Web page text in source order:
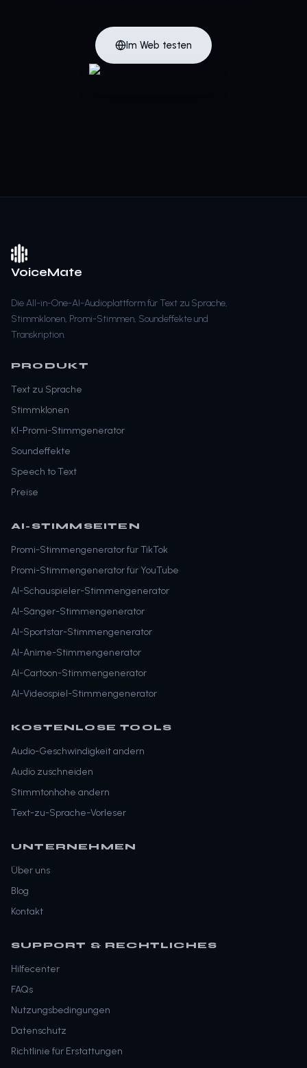
Im Web testen
VoiceMate
Die All-in-One-AI-Audioplattform für Text zu Sprache,
Stimmklonen, Promi-Stimmen, Soundeffekte und
Transkription.
PRODUKT
Text zu Sprache
Stimmklonen
KI-Promi-Stimmgenerator
Soundeffekte
Speech to Text
Preise
AI-STIMMSEITEN
Promi-Stimmengenerator für TikTok
Promi-Stimmengenerator für YouTube
AI-Schauspieler-Stimmengenerator
AI-Sänger-Stimmengenerator
AI-Sportstar-Stimmengenerator
AI-Anime-Stimmengenerator
AI-Cartoon-Stimmengenerator
AI-Videospiel-Stimmengenerator
KOSTENLOSE TOOLS
Audio-Geschwindigkeit andern
Audio zuschneiden
Stimmtonhohe andern
Text-zu-Sprache-Vorleser
UNTERNEHMEN
Über uns
Blog
Kontakt
SUPPORT & RECHTLICHES
Hilfecenter
FAQs
Nutzungsbedingungen
Datenschutz
Richtlinie für Erstattungen